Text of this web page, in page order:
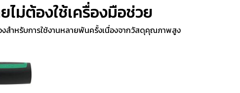
พิเศษจากแบรนด์ PB
สินค้าลดราคาพิเศษ
ำหรับช่างไฟฟ้า
Tool)
ม่ต้องใช้เครื่องมือช่วย
สำหรับการใช้งานหลายพันครั้งเนื่องจากวัสดุคุณภาพสูง